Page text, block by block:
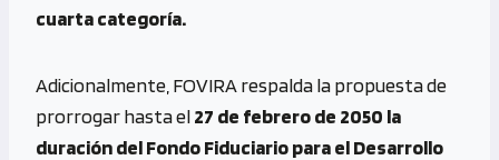
cuarta categoría.
Adicionalmente, FOVIRA respalda la propuesta de
prorrogar hasta el27 de febrero de 2050 la
duración del Fondo Fiduciario para el Desarrollo